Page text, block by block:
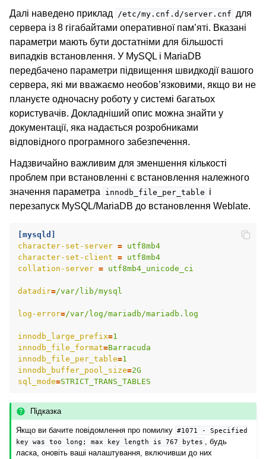
Далі наведено приклад /etc/my.cnf.d/server.cnf для
сервера із 8 гігабайтами оперативної пам’яті. Вказані
параметри мають бути достатніми для більшості
випадків встановлення. У MySQL і MariaDB
передбачено параметри підвищення швидкодії вашого
сервера, які ми вважаємо необов’язковими, якщо ви не
плануєте одночасну роботу у системі багатьох
користувачів. Докладніший опис можна знайти у
документації, яка надається розробниками
відповідного програмного забезпечення.
Надзвичайно важливим для зменшення кількості
проблем при встановленні є встановлення належного
значення параметра
innodb_file_per_table і
перезапуск MySQL/MariaDB до встановлення Weblate.
[mysqld]
character-set-server = utf8mb4
character-set-client = utf8mb4
collation-server = utf8mb4_unicode_ci
datadir=/var/lib/mysql
log-error=/var/log/mariadb/mariadb.log
innodb_large_prefix=1
innodb_file_format=Barracuda
innodb_file_per_table=1
innodb_buffer_pool_size=2G
sql_mode=STRICT_TRANS_TABLES
Підказка
Якщо ви бачите повідомлення про помилку #1071 -
Specified
key
was too long; max key length is 767 bytes , будь
ласка, оновіть ваші налаштування, включивши до них